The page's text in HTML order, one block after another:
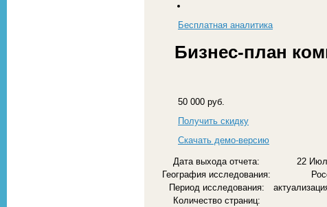
Бесплатная аналитика
Бизнес-план
50 000 руб.
Получить скидку
Скачать демо-версию
Дата выхода отчета:
22
География исследования:
Период исследования:
Количество страниц: